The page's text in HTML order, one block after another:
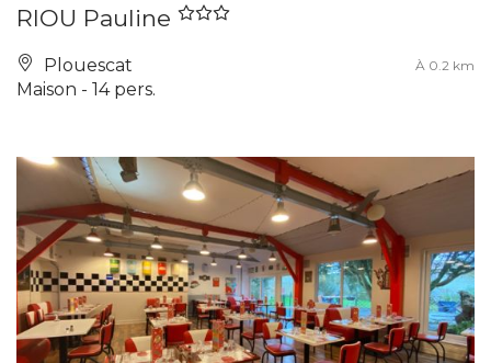
RIOU Pauline
Plouescat À 0.2 km
Maison - 14 pers.